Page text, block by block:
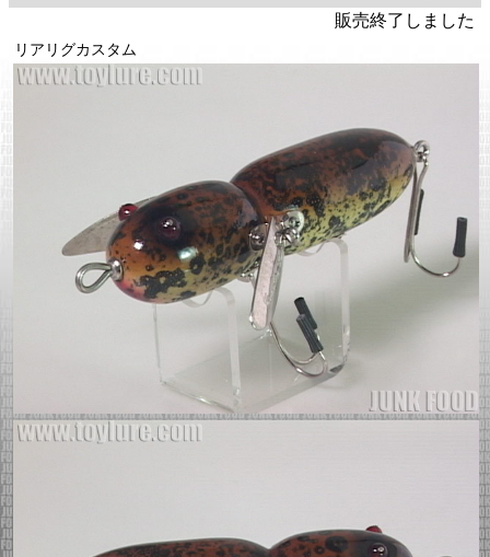
販売終了しました
リアリグカスタム